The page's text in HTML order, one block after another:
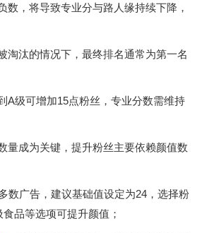
数，将导致专业分与路人缘持续下降，
淘汰的情况下，最终排名通常为第一名
A级可增加15点粉丝，专业分数需维持
量成为关键，提升粉丝主要依赖颜值数
数广告，建议基础值设定为24，选择粉
品等选项可提升颜值；